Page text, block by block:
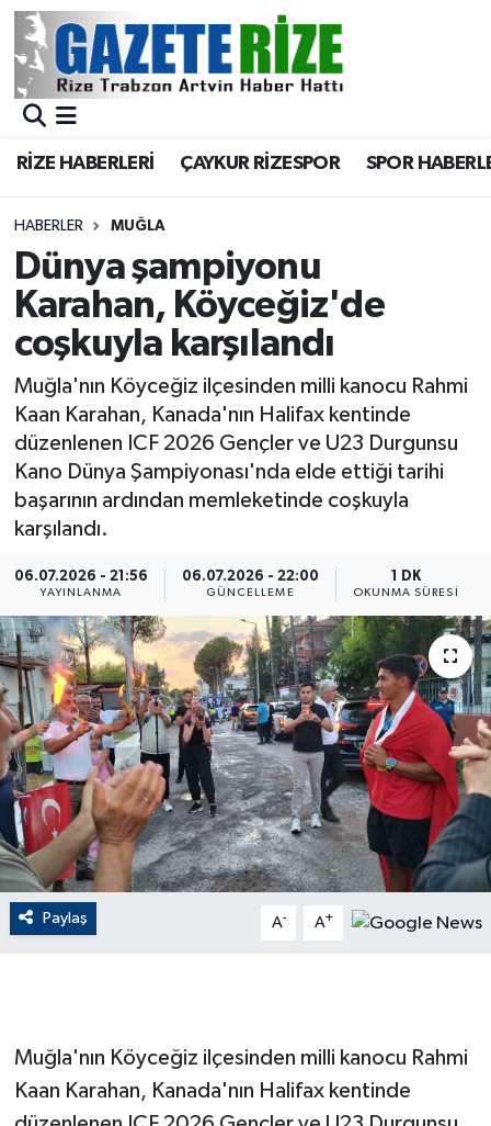
RİZE HABERLERİ ÇAYKUR RİZESPOR SPOR
HABERLER MUĞLA
Dünya şampiyonu
Karahan, Köyceğiz'de
coşkuyla karşılandı
Muğla'nın Köyceğiz ilçesinden milli kanocu Rahmi
Kaan Karahan, Kanada'nın Halifax kentinde
düzenlenen ICF 2026 Gençler ve U23 Durgunsu
Kano Dünya Şampiyonası'nda elde ettiği tarihi
başarının ardından memleketinde coşkuyla
karşılandı.
06.07.2026 - 21:56
YAYINLANMA
06.07.2026 - 22:00
GÜNCELLEME
1 DK
OKUNMA SÜRESI
Paylaş A- A+
Muğla'nın Köyceğiz ilçesinden milli kanocu Rahmi
Kaan Karahan, Kanada'nın Halifax kentinde
BÖLGEMİZ
Asayiş
Rize Jandarma Komutanlığı
Bilim Teknoloji
Bölge
Advertising news
Canlı Maç
ÇEVRE
Dış Haberler
Dünya
EĞİTİM
EKONOMİ
English News
Finans
Flaş Haber
GÜNDEM
Merkez Nöbetçi Eczaneler
Merkez Trafik Yoğunluk Haritası
Süper Lig Puan Durumu ve Fikstür
Tüm Manşetler
Son Dakika Haberleri
Haber Arşivi